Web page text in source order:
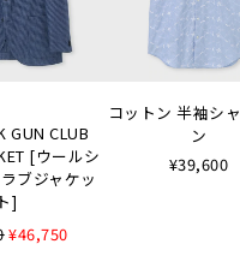
GUN CLUB
[ウールシ
ブジャケッ
ト]
¥46,750
コットン 半袖シ
ン
¥39,600